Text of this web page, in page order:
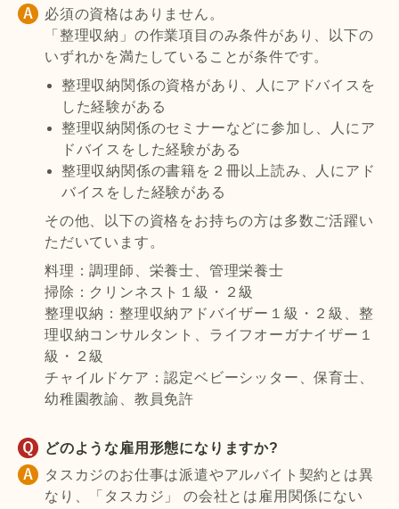
必須の資格はありません。
「整理収納」の作業項目のみ条件があり、以下の
いずれかを満たしていることが条件です。
整理収納関係の資格があり、人にアドバイスを
した経験がある
整理収納関係のセミナーなどに参加し、人にア
ドバイスをした経験がある
整理収納関係の書籍を２冊以上読み、人にアド
バイスをした経験がある
その他、以下の資格をお持ちの方は多数ご活躍い
ただいています。
料理：調理師、栄養士、管理栄養士
掃除：クリンネスト１級・２級
整理収納：整理収納アドバイザー１級・２級、整
理収納コンサルタント、ライフオーガナイザー１
級・２級
チャイルドケア：認定ベビーシッター、保育士、
幼稚園教諭、教員免許
どのような雇用形態になりますか?
タスカジのお仕事は派遣やアルバイト契約とは異
なり、「タスカジ」 の会社とは雇用関係にない